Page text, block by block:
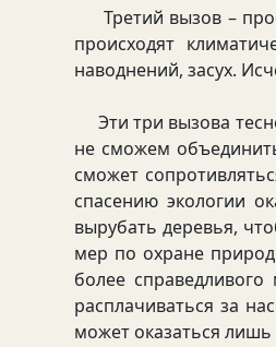
Третий вызов –
происходят
наводнений, засух.
Эти три вызова
не сможем
сможет
спасению экологии
вырубать деревья,
мер по охране
более
расплачиваться за
может оказаться